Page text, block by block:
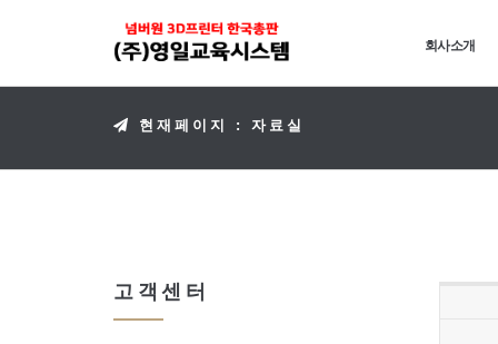
회사소개
현재페이지 : 자료실
고객센터